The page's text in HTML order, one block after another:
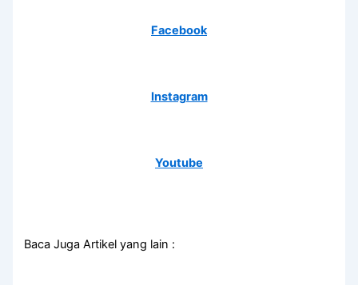
Facebook
Instagram
Youtube
Baca Juga Artikel yang lain :